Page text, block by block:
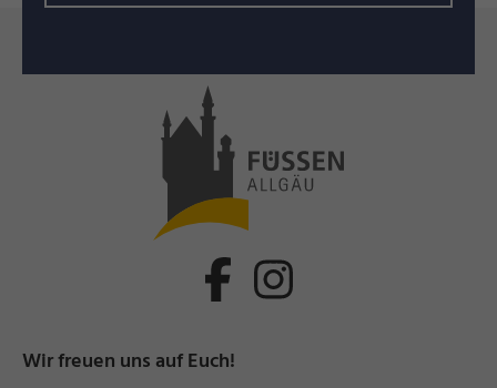
Wir freuen uns auf Euch!